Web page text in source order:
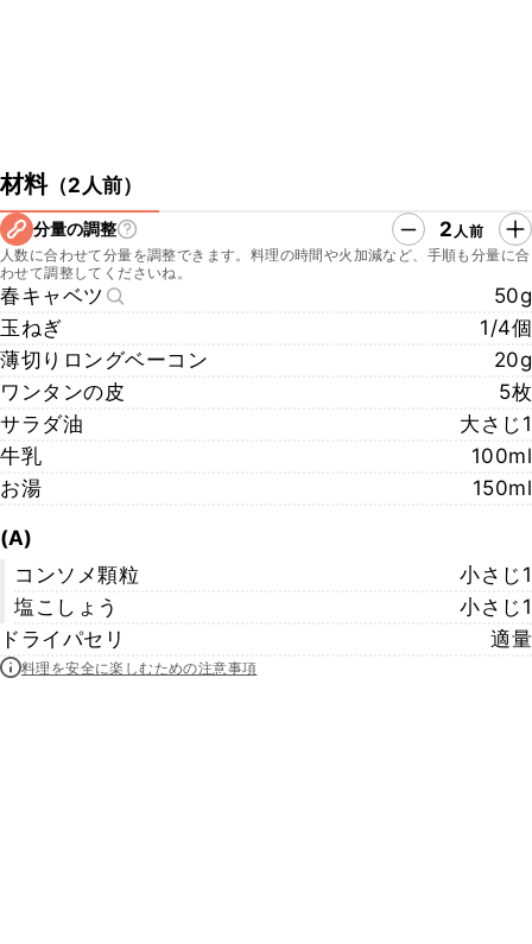
材料（2人前）
分量の調整 2 人前
人数に合わせて分量を調整できます。料理の時間や火加減など、手順も分量に合
わせて調整してくださいね。
春キャベツ
50g
玉ねぎ
1/4個
薄切りロングベーコン
20g
ワンタンの皮
5枚
サラダ油
大さじ1
牛乳
100ml
お湯
150ml
(A)
コンソメ顆粒
小さじ1
塩こしょう
小さじ1
ドライパセリ
適量
料理を安全に楽しむための注意事項